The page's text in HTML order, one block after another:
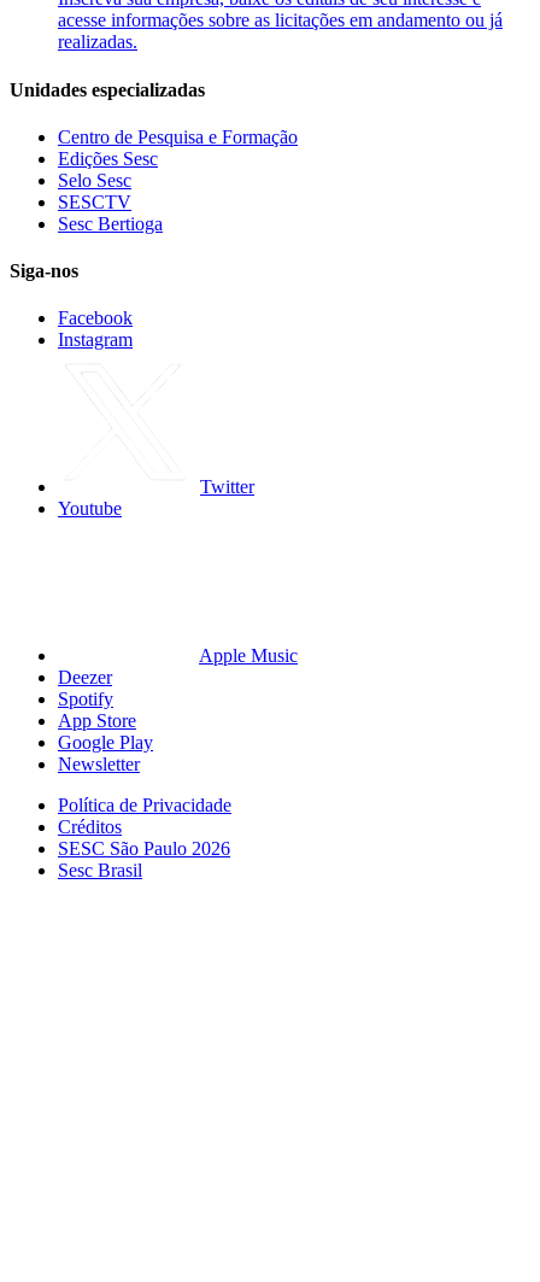
acesse informações sobre as licitações em andamento ou já
realizadas.
Unidades especializadas
Centro de Pesquisa e Formação
Edições Sesc
Selo Sesc
SESCTV
Sesc Bertioga
Siga-nos
Facebook
Instagram
Twitter
Youtube
Apple Music
Deezer
Spotify
App Store
Google Play
Newsletter
Política de Privacidade
Créditos
SESC São Paulo 2026
Sesc Brasil